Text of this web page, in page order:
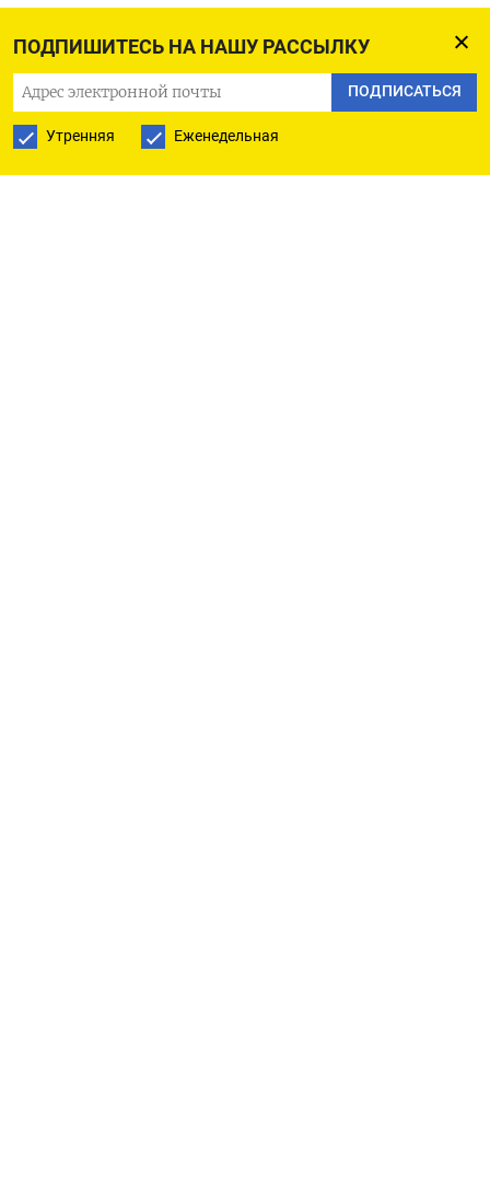
ПОДПИШИТЕСЬ НА НАШУ РАССЫЛКУ
ПОДПИСАТЬСЯ
Утренняя Еженедельная
класса на обычные суда.
О первой доставке груза ​с Арктик ⁠СПГ-2
покупателю с момента запуска завода в конце
2023 ‌года стало известно в конце августа